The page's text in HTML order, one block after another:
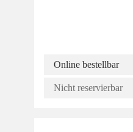
Online bestellbar
Nicht reservierbar